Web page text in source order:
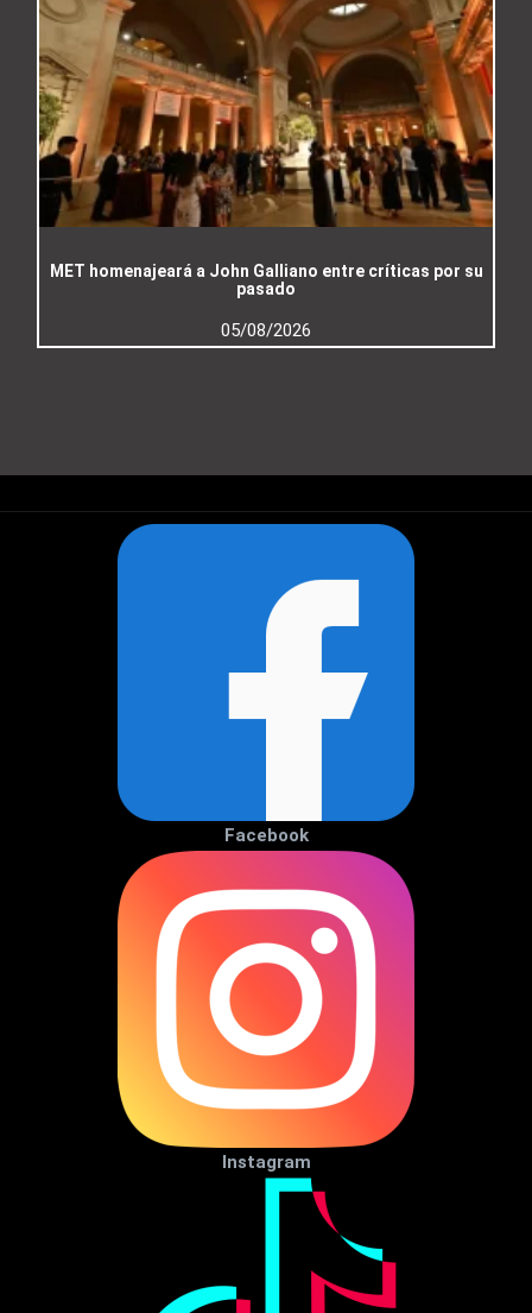
MET homenajeará a John Galliano entre críticas por su
pasado
05/08/2026
Facebook
Instagram